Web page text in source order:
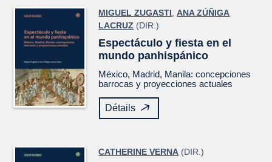
MIGUEL ZUGASTI ,ANA ZÚÑIGA
LACRUZ (DIR.)
Espectáculo y fiesta en el
mundo panhispánico
México, Madrid, Manila: concepciones
barrocas y proyecciones actuales
Détails
CATHERINE VERNA (DIR.)